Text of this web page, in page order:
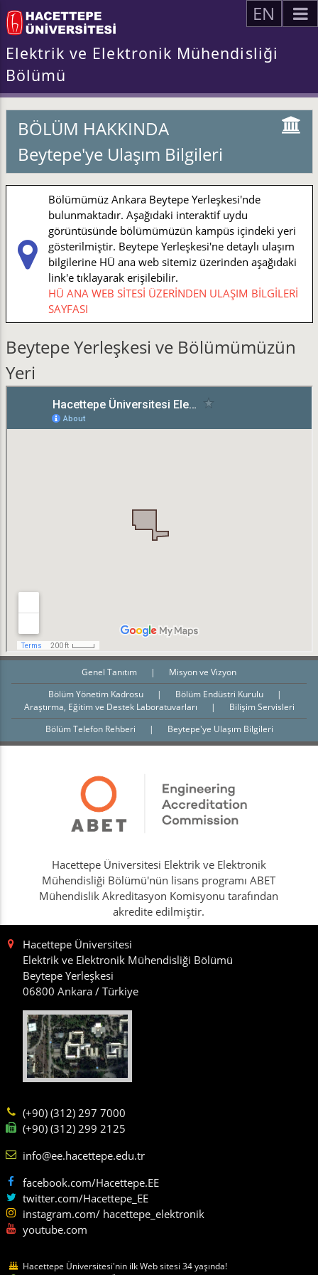
EN
Elektrik ve Elektronik Mühendisliği
Bölümü
BÖLÜM HAKKINDA
Beytepe'ye Ulaşım Bilgileri
Bölümümüz Ankara Beytepe Yerleşkesi'nde
bulunmaktadır. Aşağıdaki interaktif uydu
görüntüsünde bölümümüzün kampüs içindeki yeri
gösterilmiştir. Beytepe Yerleşkesi'ne detaylı ulaşım
bilgilerine HÜ ana web sitemiz üzerinden aşağıdaki
link'e tıklayarak erişilebilir.
HÜ ANA WEB SİTESİ ÜZERİNDEN ULAŞIM BİLGİLERİ
SAYFASI
Beytepe Yerleşkesi ve Bölümümüzün
Yeri
Genel Tanıtım |
Misyon ve Vizyon
Bölüm Yönetim Kadrosu
| Bölüm Endüstri Kurulu
|
Araştırma, Eğitim ve Destek Laboratuvarları
|
Bilişim Servisleri
Bölüm Telefon Rehberi
| Beytepe'ye Ulaşım Bilgileri
Hacettepe Üniversitesi Elektrik ve Elektronik
Mühendisliği Bölümü'nün lisans programı ABET
Mühendislik Akreditasyon Komisyonu tarafından
akredite edilmiştir.
Hacettepe Üniversitesi
Elektrik ve Elektronik Mühendisliği Bölümü
Beytepe Yerleşkesi
06800 Ankara / Türkiye
(+90) (312) 297 7000
(+90) (312) 299 2125
info@ee.hacettepe.edu.tr
facebook.com/Hacettepe.EE
twitter.com/Hacettepe_EE
instagram.com/ hacettepe_elektronik
youtube.com
Hacettepe Üniversitesi'nin ilk Web sitesi 34 yaşında!